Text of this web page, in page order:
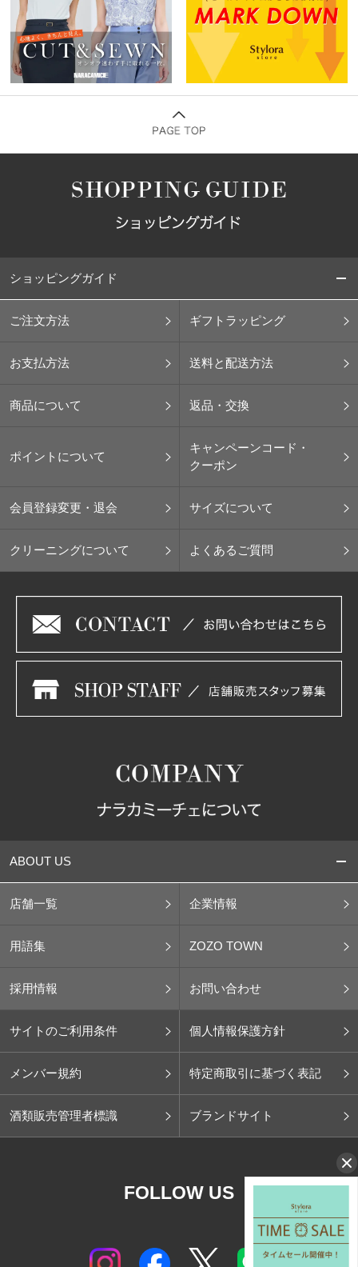
ショッピングガイド
ご注文方法 ギフトラッピング
お支払方法 送料と配送方法
商品について 返品・交換
ポイントについて
キャンペーンコード・
クーポン
会員登録変更・退会 サイズについて
クリーニングについて よくあるご質問
ABOUT US
店舗一覧 企業情報
用語集 ZOZO TOWN
採用情報 お問い合わせ
サイトのご利用条件 個人情報保護方針
メンバー規約 特定商取引に基づく表記
酒類販売管理者標識 ブランドサイト
FOLLOW US